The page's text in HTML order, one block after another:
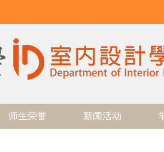
师生荣誉 新闻活动